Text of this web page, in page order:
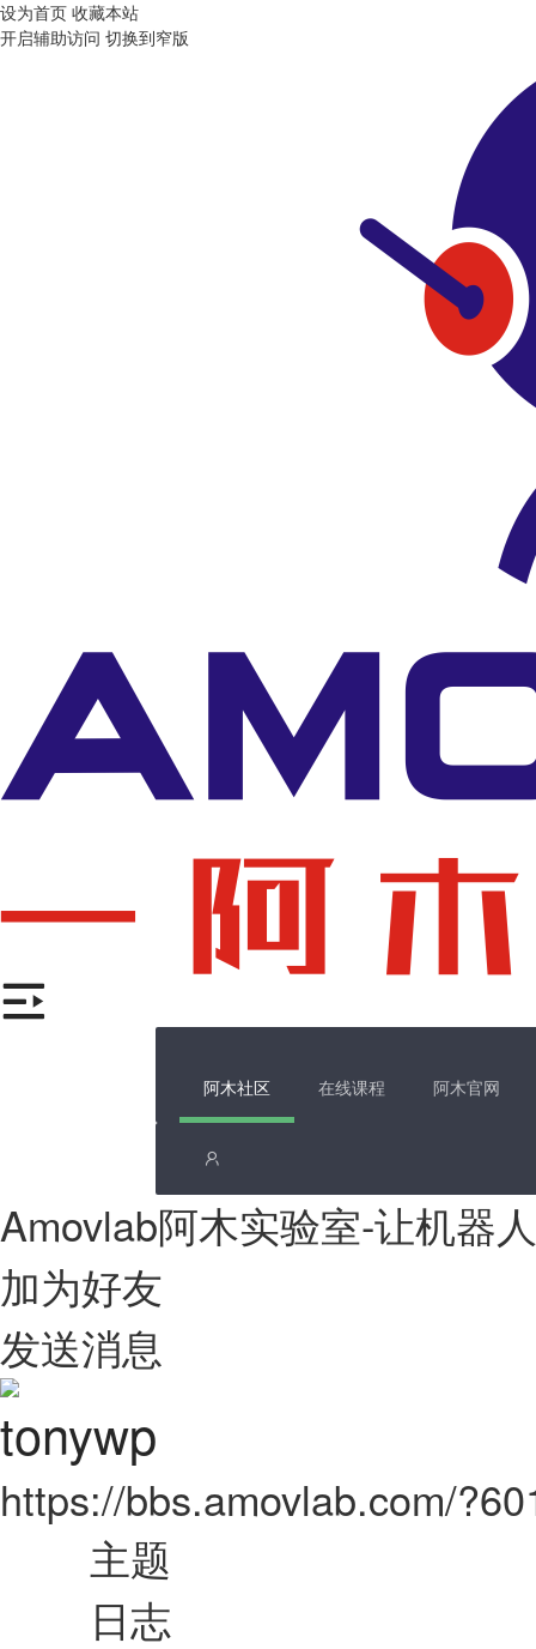
设为首页 收藏本站
开启辅助访问 切换到窄版
阿木社区 在线课程 阿木官网
Amovlab阿木实验室-让机器
加为好友
发送消息
tonywp
https://bbs.amovlab.com/
主题
日志